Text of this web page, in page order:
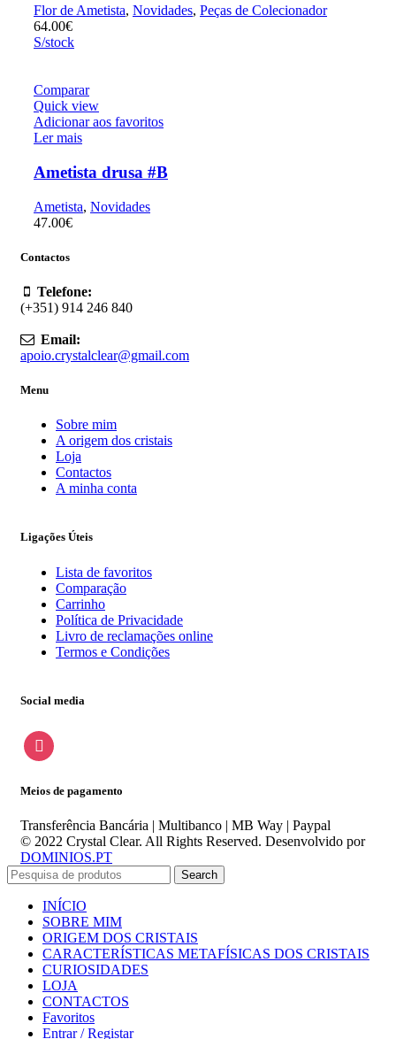
Flor de Ametista, Novidades, Peças de Colecionador
64.00€
S/stock
Comparar
Quick view
Adicionar aos favoritos
Ler mais
Ametista drusa #B
Ametista, Novidades
47.00€
Contactos
Telefone:
(+351) 914 246 840
Email:
apoio.crystalclear@gmail.com
Menu
Sobre mim
A origem dos cristais
Loja
Contactos
A minha conta
Ligações Úteis
Lista de favoritos
Comparação
Carrinho
Política de Privacidade
Livro de reclamações online
Termos e Condições
Social media
instagram
Meios de pagamento
Transferência Bancária | Multibanco | MB Way | Paypal
© 2022 Crystal Clear. All Rights Reserved. Desenvolvido por
DOMINIOS.PT
Search
INÍCIO
SOBRE MIM
ORIGEM DOS CRISTAIS
CARACTERÍSTICAS METAFÍSICAS DOS CRISTAIS
CURIOSIDADES
LOJA
CONTACTOS
Favoritos
Entrar / Registar